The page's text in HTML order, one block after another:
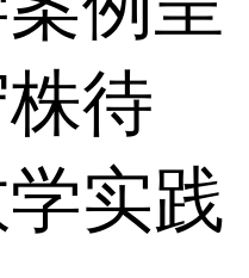
待
实践